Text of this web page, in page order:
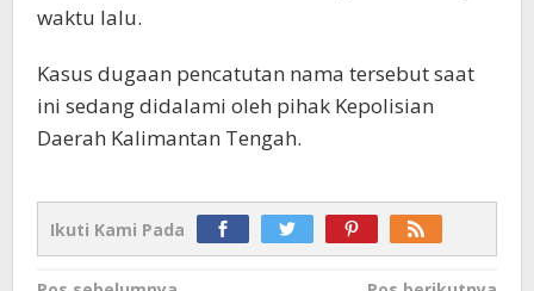
waktu lalu.
Kasus dugaan pencatutan nama tersebut saat
ini sedang didalami oleh pihak Kepolisian
Daerah Kalimantan Tengah.
Ikuti Kami Pada